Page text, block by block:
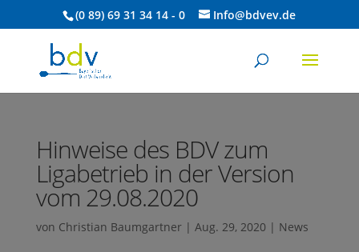
(0 89) 69 31 34 14 - 0 Info@bdvev.de
Hinweise des BDV zum
Ligabetrieb in der Version
vom 29.08.2020
von Christian Baumgartner| Aug. 29, 2020 | News